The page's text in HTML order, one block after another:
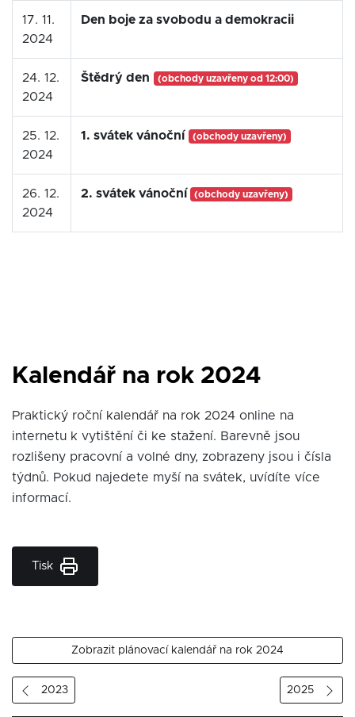
17. 11.
2024
Den boje za svobodu a demokracii
24. 12.
2024
Štědrý den (obchody uzavřeny od 12:00)
25. 12.
2024
1. svátek vánoční (obchody uzavřeny)
26. 12.
2024
2. svátek vánoční (obchody uzavřeny)
Kalendář na rok 2024
Praktický roční kalendář na rok 2024 online na
internetu k vytištění či ke stažení. Barevně jsou
rozlišeny pracovní a volné dny, zobrazeny jsou i čísla
týdnů. Pokud najedete myší na svátek, uvídíte více
informací.
Tisk
Zobrazit plánovací kalendář na rok 2024
2023 2025